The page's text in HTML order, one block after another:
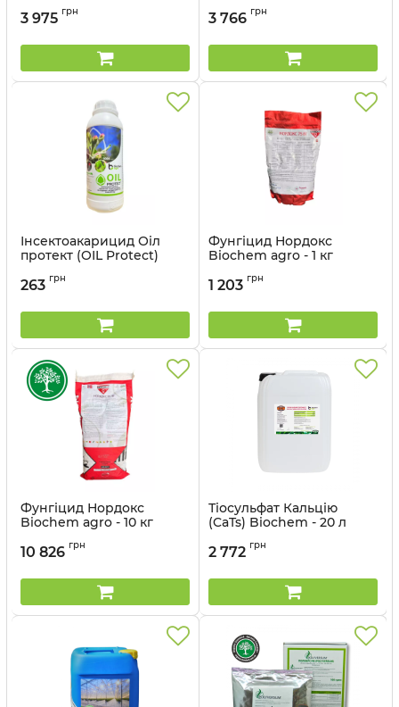
Артикул:
3 975 грн
Артикул:
3 766 грн
Інсектоакарицид Оіл
протект (OIL Protect)
Артикул:
263 грн
Фунгіцид Нордокс
Biochem agro - 1 кг
1 203 грн
Фунгіцид Нордокс
Biochem agro - 10 кг
10 826 грн
Тіосульфат Кальцію
(CaTs) Biochem - 20 л
2 772 грн